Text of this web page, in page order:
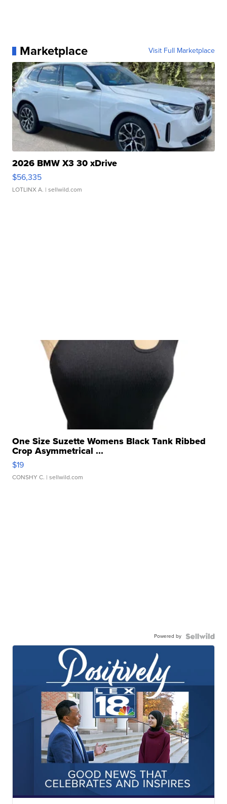
Marketplace Visit Full Marketplace
2026 BMW X3 30 xDrive
$56,335
LOTLINX A. | sellwild.com
One Size Suzette Womens Black Tank Ribbed
Crop Asymmetrical ...
$19
CONSHY C. | sellwild.com
Powered by